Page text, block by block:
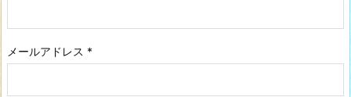
メールアドレス *